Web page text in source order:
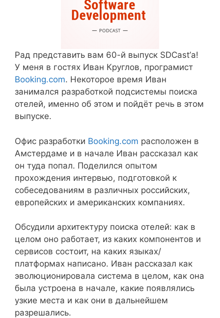
Рад представить вам 60-й выпуск SDCast’а!
У меня в гостях Иван Круглов, програмист
Booking.com. Некоторое время Иван
занимался разработкой подсистемы поиска
отелей, именно об этом и пойдёт речь в этом
выпуске.
Офис разработки Booking.com расположен в
Амстердаме и в начале Иван рассказал как
он туда попал. Поделился опытом
прохождения интервью, подготовкой к
собеседованиям в различных российских,
европейских и американских компаниях.
Обсудили архитектуру поиска отелей: как в
целом оно работает, из каких компонентов и
сервисов состоит, на каких языках/
платформах написано. Иван рассказал как
эволюционировала система в целом, как она
была устроена в начале, какие появлялись
узкие места и как они в дальнейшем
разрешались.